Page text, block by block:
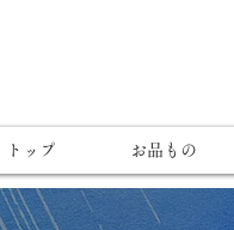
トップ お品もの